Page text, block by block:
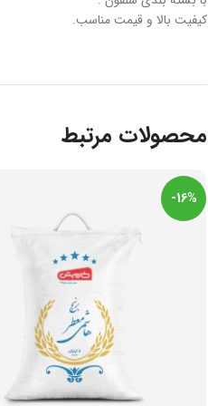
کیفیت بالا و قیمت مناسب.
محصولات مرتبط
-16%